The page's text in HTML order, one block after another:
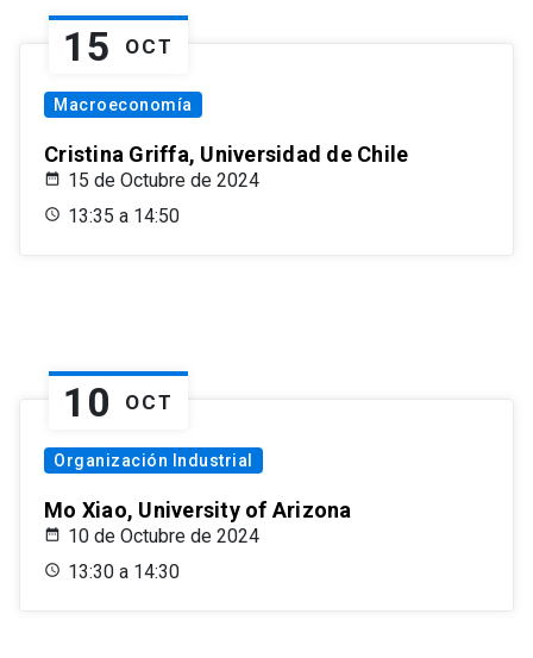
15 OCT
Macroeconomía
Cristina Griffa, Universidad de Chile
15 de Octubre de 2024
13:35 a 14:50
10 OCT
Organización Industrial
Mo Xiao, University of Arizona
10 de Octubre de 2024
13:30 a 14:30